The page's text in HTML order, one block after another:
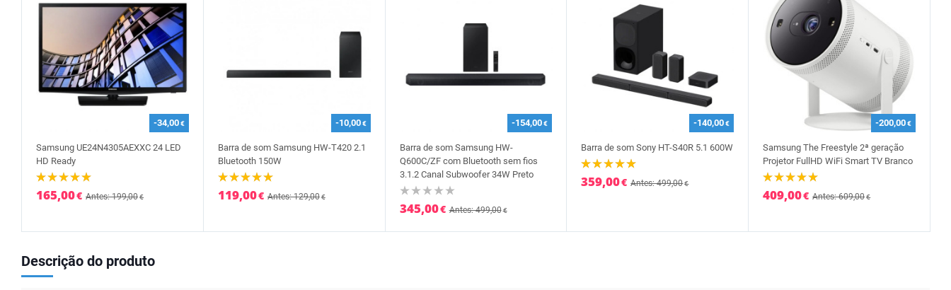
-34,00€
Samsung UE24N4305AEXXC 24 LED
HD Ready
165,00€ Antes: 199,00€
-10,00€
Barra de som Samsung HW-T420 2.1
Bluetooth 150W
119,00€ Antes: 129,00€
-154,00€
Barra de som Samsung HW-
Q600C/ZF com Bluetooth sem fios
3.1.2 Canal Subwoofer 34W Preto
345,00€ Antes: 499,00€
-140,00€
Barra de som Sony HT-S40R 5.1 600W
359,00€ Antes: 499,00€
-200,00€
Samsung The Freestyle 2ª geração
Projetor FullHD WiFi Smart TV Branco
409,00€ Antes: 609,00€
Descrição do produto